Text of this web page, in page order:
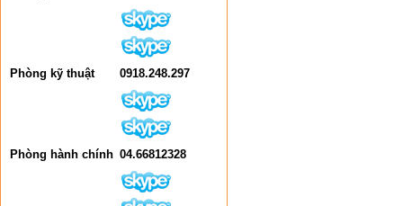
Phòng kỹ thuật 0918.248.297
Phòng hành chính 04.66812328